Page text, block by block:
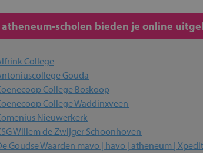
atheneum-scholen bieden je online
College
Gouda
College Boskoop
College Waddinxveen
Nieuwerkerk
Willem de Zwijger Schoonhoven
Goudse Waarden mavo | havo | atheneum |